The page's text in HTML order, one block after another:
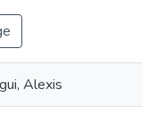
Alexis